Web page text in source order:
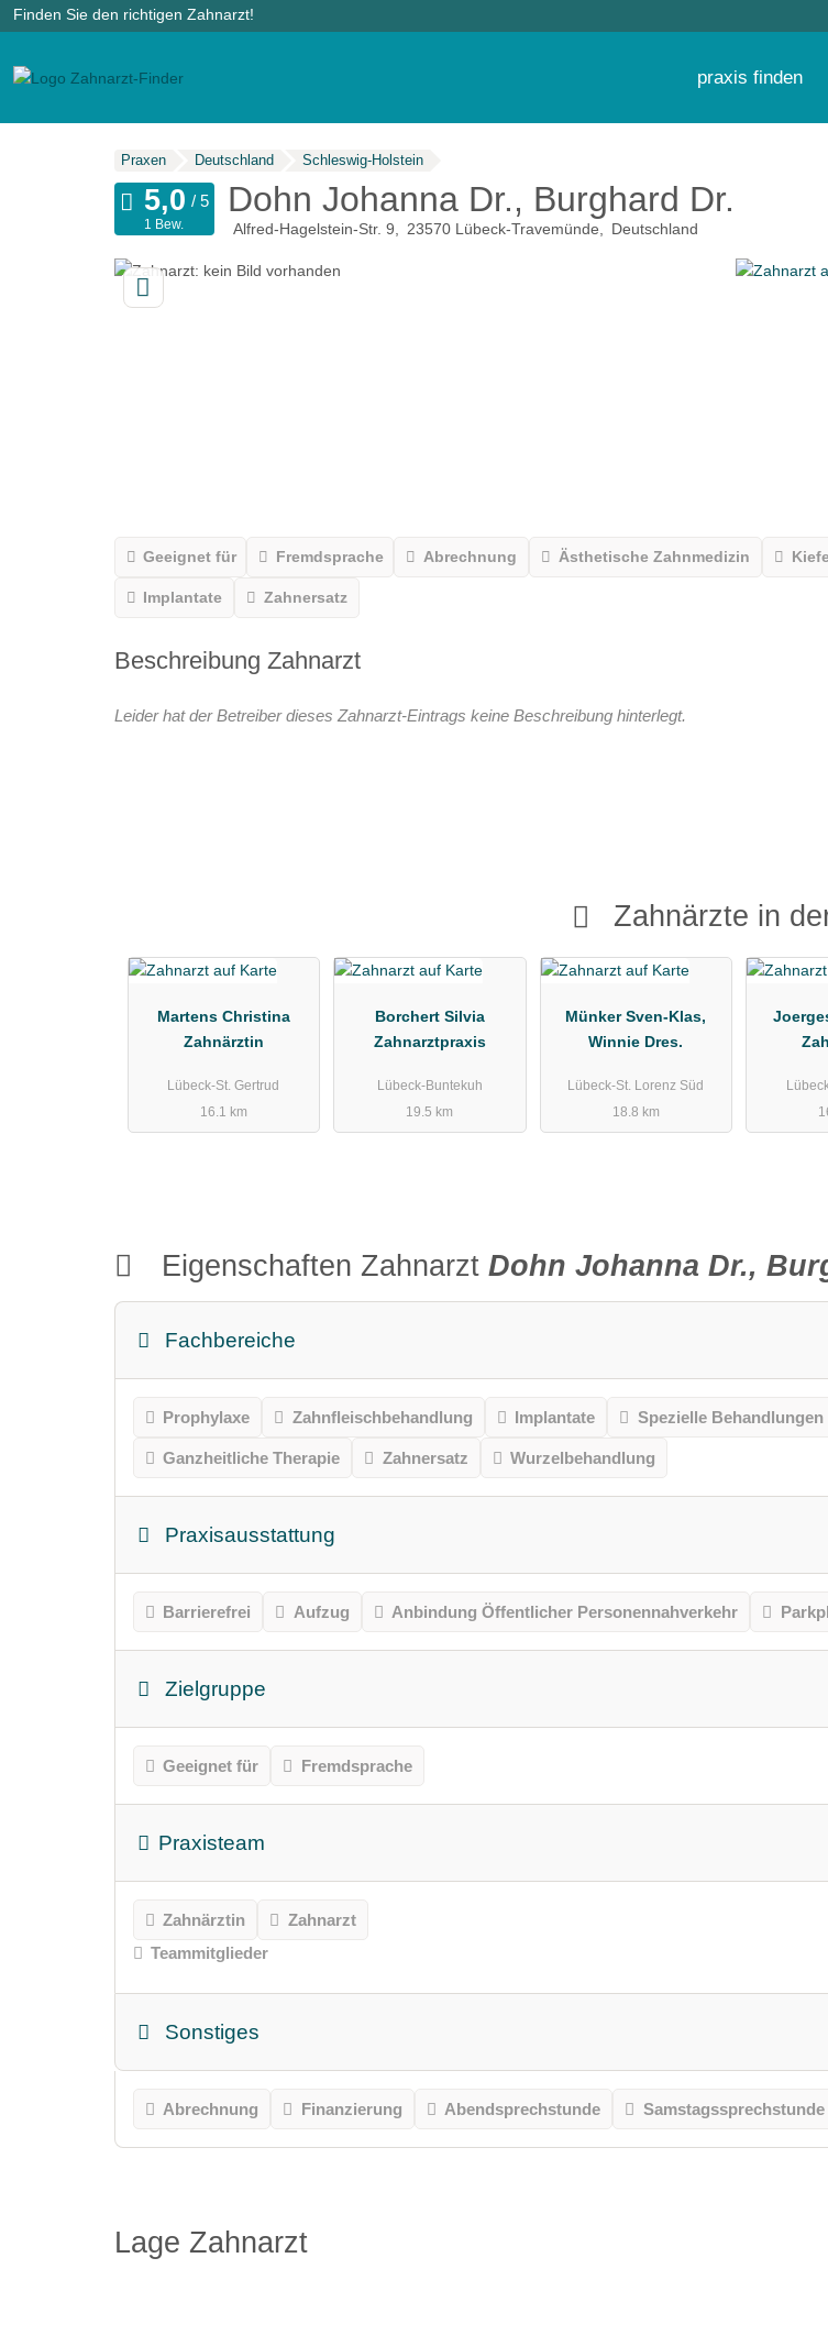
Finden Sie den richtigen Zahnarzt!
praxis finden
Praxen Deutschland Schleswig-Holstein
Dohn Johanna Dr., Burghard Dr.
Alfred-Hagelstein-Str. 9 23570 Lübeck-Travemünde Deutschland
1 Bew.
Geeignet für Fremdsprache Abrechnung Ästhetische Zahnmedizin
Implantate Zahnersatz
Beschreibung Zahnarzt
Leider hat der Betreiber dieses Zahnarzt-Eintrags keine Beschreibung hinterlegt.
Zahnärzte in
Martens Christina
Zahnärztin
Lübeck-St. Gertrud
16.1 km
Borchert Silvia
Zahnarztpraxis
Lübeck-Buntekuh
19.5 km
Münker Sven-Klas,
Winnie Dres.
Lübeck-St. Lorenz Süd
18.8 km
Eigenschaften ZahnarztDohn Johanna Dr.,
Fachbereiche
Prophylaxe Zahnfleischbehandlung Implantate Spezielle Behandlungen
Ganzheitliche Therapie Zahnersatz Wurzelbehandlung
Praxisausstattung
Barrierefrei Aufzug Anbindung Öffentlicher Personennahverkehr
Zielgruppe
Geeignet für Fremdsprache
Praxisteam
Zahnärztin
Zahnarzt
Teammitglieder
Sonstiges
Abrechnung Finanzierung Abendsprechstunde Samstagssprechstunde
Lage Zahnarzt